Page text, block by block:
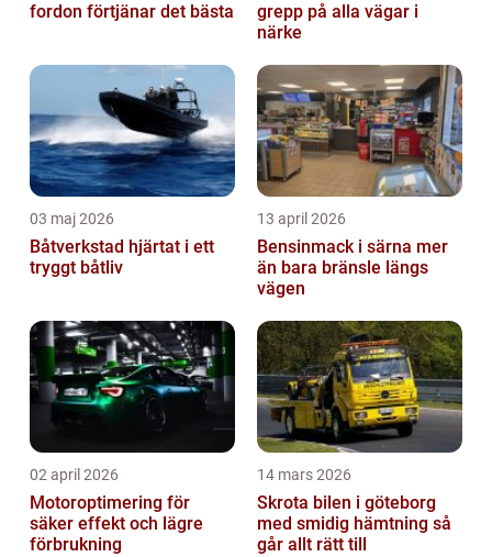
fordon förtjänar det bästa
grepp på alla vägar i
närke
03 maj 2026
Båtverkstad hjärtat i ett
tryggt båtliv
13 april 2026
Bensinmack i särna mer
än bara bränsle längs
vägen
02 april 2026
Motoroptimering för
säker effekt och lägre
förbrukning
14 mars 2026
Skrota bilen i göteborg
med smidig hämtning så
går allt rätt till